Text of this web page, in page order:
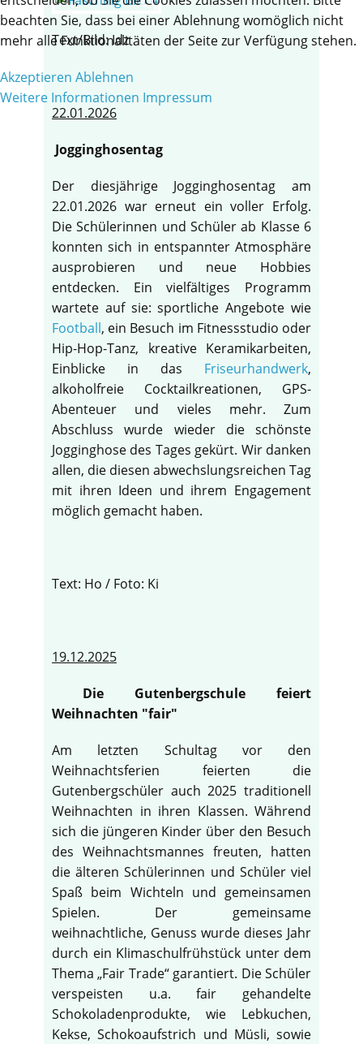
Text/Bild: Idz
22.01.2026
Jogginghosentag
Der diesjährige Jogginghosentag am
22.01.2026 war erneut ein voller Erfolg.
Die Schülerinnen und Schüler ab Klasse 6
konnten sich in entspannter Atmosphäre
ausprobieren und neue Hobbies
entdecken. Ein vielfältiges Programm
wartete auf sie: sportliche Angebote wie
Football, ein Besuch im Fitnessstudio oder
Hip-Hop-Tanz, kreative Keramikarbeiten,
Einblicke in das Friseurhandwerk,
alkoholfreie Cocktailkreationen, GPS-
Abenteuer und vieles mehr. Zum
Abschluss wurde wieder die schönste
Jogginghose des Tages gekürt. Wir danken
allen, die diesen abwechslungsreichen Tag
mit ihren Ideen und ihrem Engagement
möglich gemacht haben.
Text: Ho / Foto: Ki
19.12.2025
Die Gutenbergschule feiert
Weihnachten "fair"
Am letzten Schultag vor den
Weihnachtsferien feierten die
Gutenbergschüler auch 2025 traditionell
Weihnachten in ihren Klassen. Während
sich die jüngeren Kinder über den Besuch
des Weihnachtsmannes freuten, hatten
die älteren Schülerinnen und Schüler viel
Spaß beim Wichteln und gemeinsamen
Spielen. Der gemeinsame
weihnachtliche, Genuss wurde dieses Jahr
durch ein Klimaschulfrühstück unter dem
Thema „Fair Trade“ garantiert. Die Schüler
verspeisten u.a. fair gehandelte
Schokoladenprodukte, wie Lebkuchen,
Kekse, Schokoaufstrich und Müsli, sowie
beachten Sie, dass bei einer Ablehnung womöglich nicht
mehr alle Funktionalitäten der Seite zur Verfügung stehen.
Akzeptieren Ablehnen
Weitere Informationen Impressum